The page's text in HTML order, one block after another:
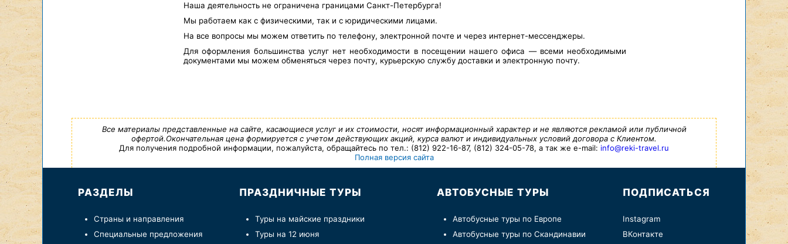
Наша деятельность не ограничена границами Санкт-Петербурга!
Мы работаем как с физическими, так и с юридическими лицами.
На все вопросы мы можем ответить по телефону, электронной почте и через интернет-мессенджеры.
Для оформления большинства услуг нет необходимости в посещении нашего офиса — всеми необходимыми
документами мы можем обменяться через почту, курьерскую службу доставки и электронную почту.
Все материалы представленные на сайте, касающиеся услуг и их стоимости, носят информационный характер и не являются рекламой или публичной
офертой.Окончательная цена формируется с учетом действующих акций, курса валют и индивидуальных условий договора с Клиентом.
Для получения подробной информации, пожалуйста, обращайтесь по тел.: (812) 922-16-87, (812) 324-05-78, а так же e-mail: info@reki-travel.ru
Полная версия сайта
РАЗДЕЛЫ
Страны и направления
Специальные предложения
ПРАЗДНИЧНЫЕ ТУРЫ
Туры на майские праздники
Туры на 12 июня
АВТОБУСНЫЕ ТУРЫ
Автобусные туры по Европе
Автобусные туры по Скандинавии
ПОДПИСАТЬСЯ
Instagram
ВКонтакте